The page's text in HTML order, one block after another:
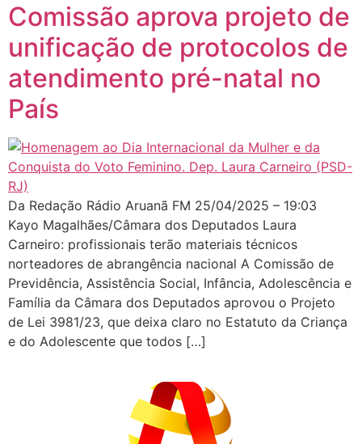
Comissão aprova projeto de
unificação de protocolos de
atendimento pré-natal no
País
Da Redação Rádio Aruanã FM 25/04/2025 – 19:03
Kayo Magalhães/Câmara dos Deputados Laura
Carneiro: profissionais terão materiais técnicos
norteadores de abrangência nacional A Comissão de
Previdência, Assistência Social, Infância, Adolescência e
Família da Câmara dos Deputados aprovou o Projeto
de Lei 3981/23, que deixa claro no Estatuto da Criança
e do Adolescente que todos […]